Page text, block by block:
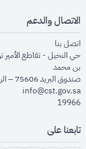
الاتصال والدعم
اتصل بنا
حي النخيل - تقاطع الأمير
بن محمد
صندوق البريد 75606 – الرياض 11588
info@cst.gov.sa
19966
تابعنا على